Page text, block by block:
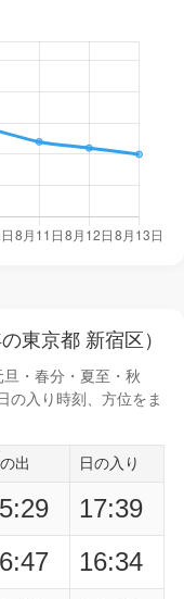
東京都 新宿区）
・春分・夏至・秋
の入り時刻
、方位をま
出 日の入り
17:39
16:34